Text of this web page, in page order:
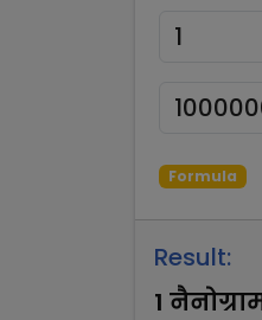
Formula
Result:
1